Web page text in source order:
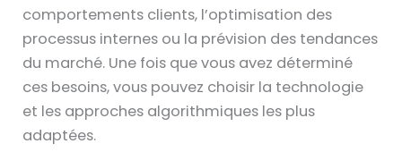
comportements clients, l’optimisation des
processus internes ou la prévision des tendances
du marché. Une fois que vous avez déterminé
ces besoins, vous pouvez choisir la technologie
et les approches algorithmiques les plus
adaptées.